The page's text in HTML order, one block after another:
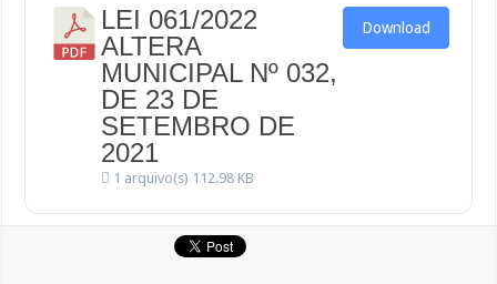
LEI 061/2022
ALTERA
MUNICIPAL Nº 032,
DE 23 DE
SETEMBRO DE
2021
1 arquivo(s) 112.98 KB
Download